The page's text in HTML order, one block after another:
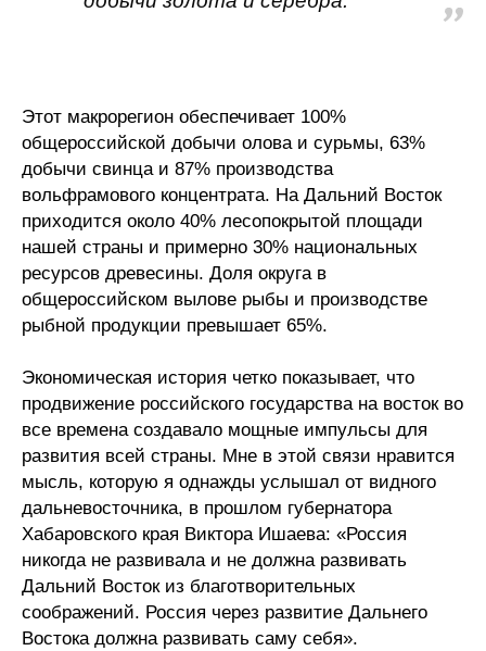
Этот макрорегион обеспечивает 100%
общероссийской добычи олова и сурьмы, 63%
добычи свинца и 87% производства
вольфрамового концентрата. На Дальний Восток
приходится около 40% лесопокрытой площади
нашей страны и примерно 30% национальных
ресурсов древесины. Доля округа в
общероссийском вылове рыбы и производстве
рыбной продукции превышает 65%.
Экономическая история четко показывает, что
продвижение российского государства на восток во
все времена создавало мощные импульсы для
развития всей страны. Мне в этой связи нравится
мысль, которую я однажды услышал от видного
дальневосточника, в прошлом губернатора
Хабаровского края Виктора Ишаева: «Россия
никогда не развивала и не должна развивать
Дальний Восток из благотворительных
соображений. Россия через развитие Дальнего
Востока должна развивать саму себя».